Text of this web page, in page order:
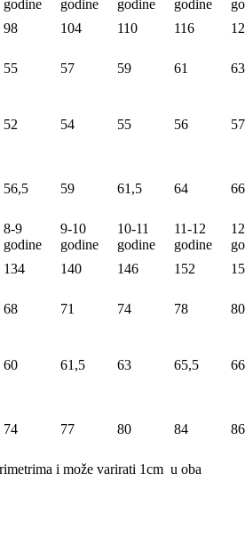
godine
godine
godine
godine
98 104 110 116
55 57 59 61 63
52 54 55 56 57
56,5 59 61,5 64 66
8-9
godine
9-10
godine
10-11
godine
11-12
godine
134 140 146 152
68 71 74 78 80
60 61,5 63 65,5
74 77 80 84 86
i može varirati 1cm u oba